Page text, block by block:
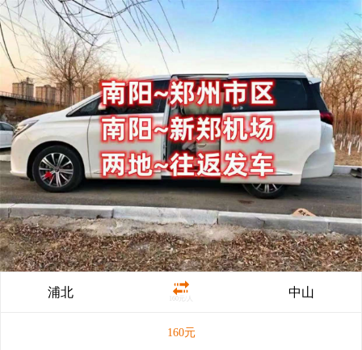
浦北 160元/人 中山
160元